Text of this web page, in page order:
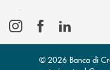
© 2026 Banca di